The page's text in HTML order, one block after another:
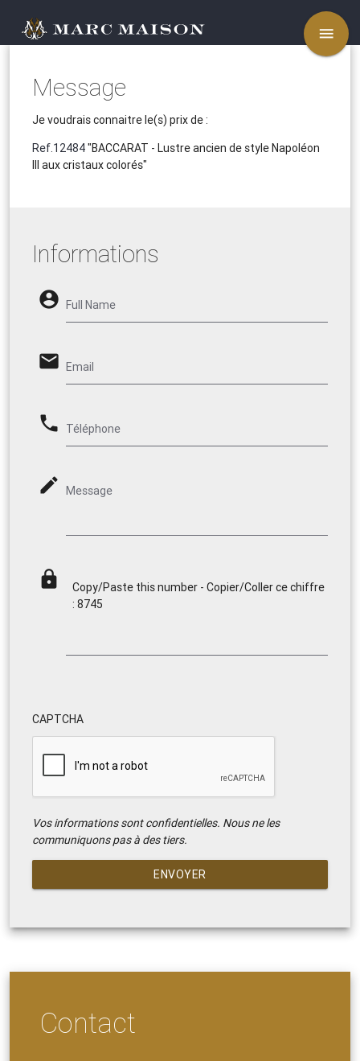
menu
Message
Je voudrais connaitre le(s) prix de :
Ref.12484"BACCARAT - Lustre ancien de style Napoléon
III aux cristaux colorés"
Informations
account_circle Full Name
email Email
phone Téléphone
mode_edit Message
lock
Copy/Paste this number - Copier/Coller ce chiffre
: 8745
CAPTCHA
Vos informations sont confidentielles. Nous ne les
communiquons pas à des tiers.
ENVOYER
Contact